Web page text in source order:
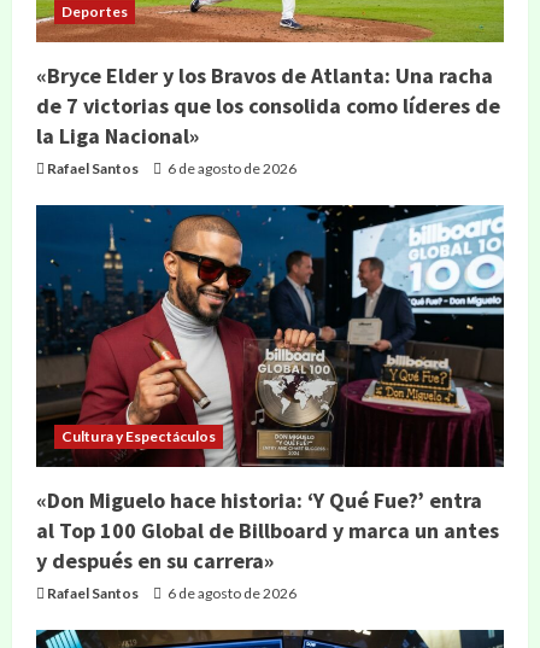
Deportes
«Bryce Elder y los Bravos de Atlanta: Una racha
de 7 victorias que los consolida como líderes de
la Liga Nacional»
Rafael Santos 6 de agosto de 2026
Cultura y Espectáculos
«Don Miguelo hace historia: ‘Y Qué Fue?’ entra
al Top 100 Global de Billboard y marca un antes
y después en su carrera»
Rafael Santos 6 de agosto de 2026